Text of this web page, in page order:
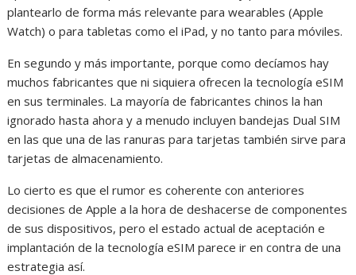
plantearlo de forma más relevante para wearables (Apple
Watch) o para tabletas como el iPad, y no tanto para móviles.
En segundo y más importante, porque como decíamos hay
muchos fabricantes que ni siquiera ofrecen la tecnología eSIM
en sus terminales. La mayoría de fabricantes chinos la han
ignorado hasta ahora y a menudo incluyen bandejas Dual SIM
en las que una de las ranuras para tarjetas también sirve para
tarjetas de almacenamiento.
Lo cierto es que el rumor es coherente con anteriores
decisiones de Apple a la hora de deshacerse de componentes
de sus dispositivos, pero el estado actual de aceptación e
implantación de la tecnología eSIM parece ir en contra de una
estrategia así.